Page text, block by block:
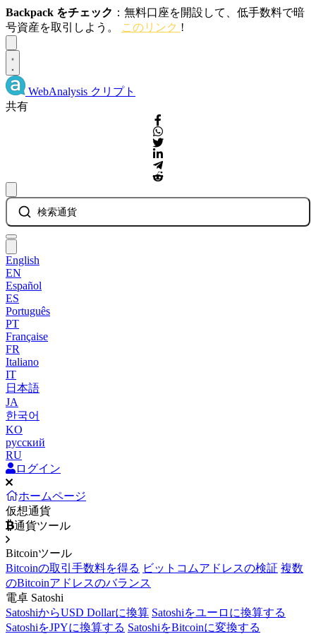
Backpack をチェック ：無料口座を開設して、低手数料で暗
号資産を取引しよう。
このリンク !
WebAnalysis クリプト
共有
検索通貨
English
EN
Español
ES
Português
PT
Française
FR
Italiano
IT
日本語
JA
한국어
KO
русский
RU
ログイン
ホームページ
仮想通貨
通貨ツール
Bitcoinツール
Bitcoinの取引手数料を得る ビットコムアドレスの検証 複数
のBitcoinアドレスのバランス
電卓 Satoshi
SatoshiからUSD Dollarに換算 Satoshiをユーロに換算する
SatoshiをJPYに換算する SatoshiをBitcoinに変換する